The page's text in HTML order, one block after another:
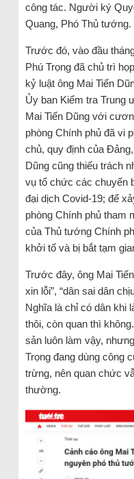
công tác. Người ký
Quang, Phó Thủ tướng.
Trước đó, vào đầu
Phú Trọng đã chủ trì
kỷ luật ông Mai Tiến
Ủy ban Kiểm tra Trung
Mai Tiến Dũng với
phòng Chính phủ đã vi
chủ, quy định của
Dũng cũng thiếu trách
vụ tổ chức các chuyến
đại dịch Covid-19; để
phòng Chính phủ tham
của Thủ tướng Chính
khởi tố và bị bắt tạm
Trước đây, ông Mai
xin lỗi”, “dân sai dân
Nghĩa là chỉ có dân khi
thôi, còn quan thì
sản luôn làm vậy,
Trọng đang dùng công
trừng, nên quan chức
thường.